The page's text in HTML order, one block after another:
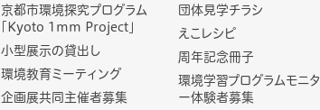
京都市環境探究プログラム
「Kyoto 1mm Project」
小型展示の貸出し
環境教育ミーティング
企画展共同主催者募集
団体見学チラシ
えこレシピ
周年記念冊子
環境学習プログラムモニタ
ー体験者募集